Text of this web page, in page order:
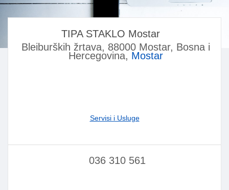
TIPA STAKLO Mostar
Bleiburških žrtava, 88000 Mostar, Bosna i
Hercegovina, Mostar
Servisi i Usluge
036 310 561